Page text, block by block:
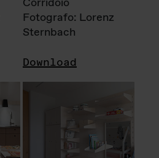
Fotografo: Lorenz
Sternbach
Download